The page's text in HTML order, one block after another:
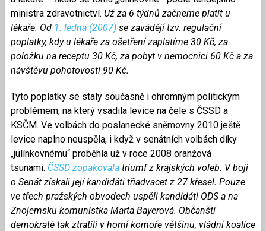
ministra zdravotnictví. Už za 6 týdnů začneme platit u
lékaře. Od 1. ledna (2007)se zavádějí tzv. regulační
poplatky, kdy u lékaře za ošetření zaplatíme 30 Kč, za
položku na receptu 30 Kč, za pobyt v nemocnici 60 Kč a za
návštěvu pohotovosti 90 Kč.
Tyto poplatky se staly současně i ohromným politickým
problémem, na který vsadila levice na čele s ČSSD a
KSČM. Ve volbách do poslanecké sněmovny 2010 ještě
levice naplno neuspěla, i když v senátních volbách díky
„julínkovnému“ proběhla už v roce 2008 oranžová
tsunami. ČSSD zopakovalatriumf z krajských voleb. V boji
o Senát získali její kandidáti třiadvacet z 27 křesel. Pouze
ve třech pražských obvodech uspěli kandidáti ODS a na
Znojemsku komunistka Marta Bayerová. Občanští
demokraté tak ztratili v horní komoře většinu, vládní koalice